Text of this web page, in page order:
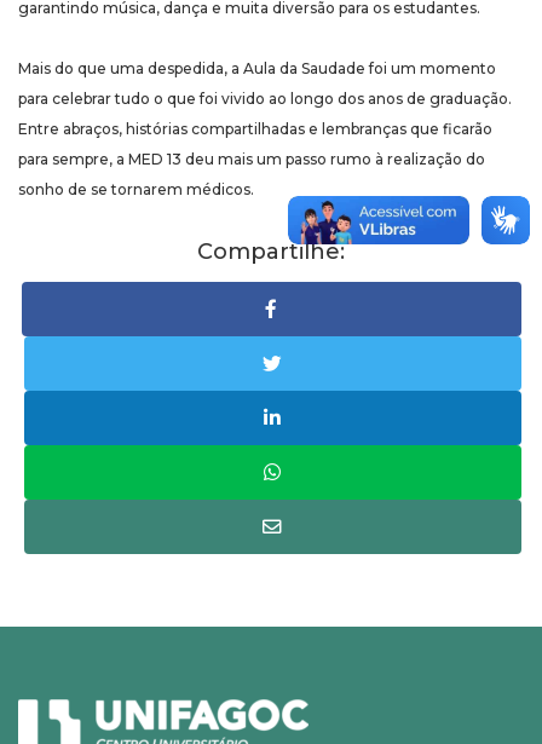
garantindo música, dança e muita diversão para os estudantes.
Mais do que uma despedida, a Aula da Saudade foi um momento
para celebrar tudo o que foi vivido ao longo dos anos de graduação.
Entre abraços, histórias compartilhadas e lembranças que ficarão
para sempre, a MED 13 deu mais um passo rumo à realização do
sonho de se tornarem médicos.
Compartilhe: